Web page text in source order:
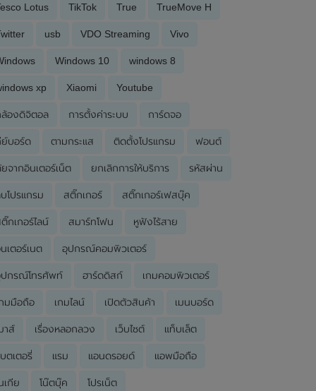
Lotus TikTok True TrueMove H
usb VDO Streaming Vivo
Windows 10 windows 8
xp Xiaomi Youtube
องดิจิตอล การตั้งค่าระบบ การ์ดจอ
บอร์ด ตามกระแส ติดตั้งโปรแกรม ฟอนต์
จากอินเตอร์เน็ต ยกเลิกการให้บริการ รหัสผ่าน
โปรแกรม สติ๊กเกอร์ สติ๊กเกอร์เฟสบุ๊ค
กเกอร์ไลน์ สมาร์ทโฟน หูฟังไร้สาย
เตอร์เนต อุปกรณ์คอมพิวเตอร์
กรณ์โทรศัพท์ ฮาร์ดดิสก์ เกมคอมพิวเตอร์
มมือถือ เกมไลน์ เปิดตัวสินค้า เมนบอร์ด
าส์ เรื่องหลอกลวง เว็บไซต์ แท็บเล็ต
ตเตอรี่ แรม แอนดรอยด์ แอพมือถือ
เกีย โน๊ตบุ๊ค โปรเน็ต